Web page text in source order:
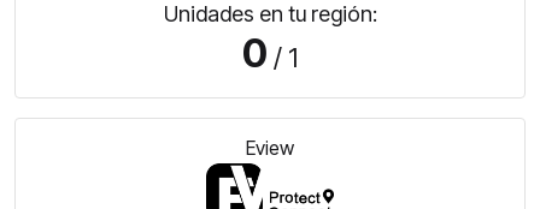
Unidades en tu región:
0 / 1
Eview